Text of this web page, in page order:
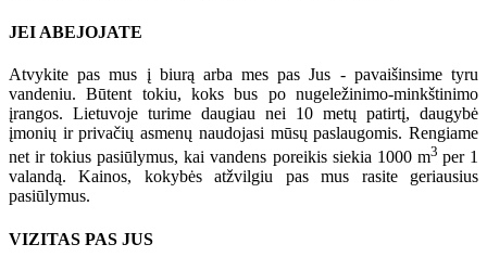
JEI ABEJOJATE
Atvykite pas mus į biurą arba mes pas Jus - pavaišinsime tyru
vandeniu. Būtent tokiu, koks bus po nugeležinimo-minkštinimo
įrangos. Lietuvoje turime daugiau nei 10 metų patirtį, daugybė
įmonių ir privačių asmenų naudojasi mūsų paslaugomis. Rengiame
net ir tokius pasiūlymus, kai vandens poreikis siekia 1000 m3 per 1
valandą. Kainos, kokybės atžvilgiu pas mus rasite geriausius
pasiūlymus.
VIZITAS PAS JUS